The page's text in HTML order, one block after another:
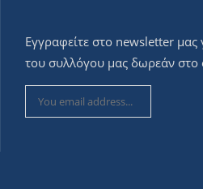
Εγγραφείτε στο newsletter μας
του συλλόγου μας δωρεάν στο